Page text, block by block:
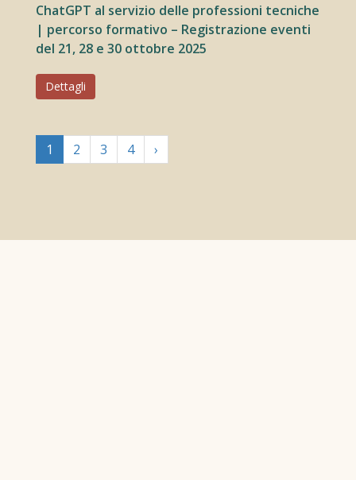
ChatGPT al servizio delle professioni tecniche
| percorso formativo – Registrazione eventi
del 21, 28 e 30 ottobre 2025
Dettagli
1 2 3 4 ›